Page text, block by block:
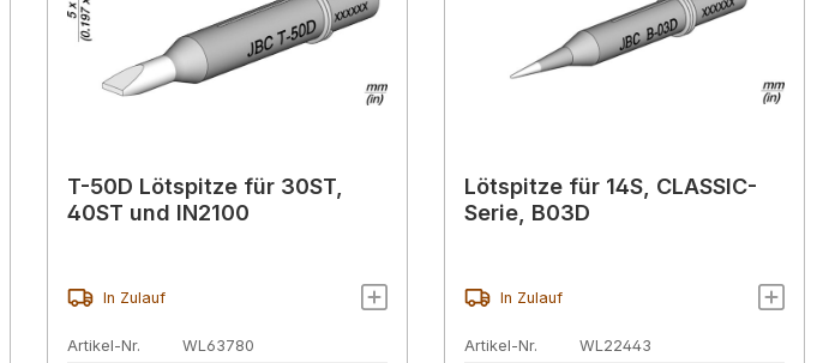
T-50D Lötspitze für 30ST,
40ST und IN2100
In Zulauf
Artikel-Nr. WL63780
Lötspitze für 14S, CLASSIC-
Serie, B03D
In Zulauf
Artikel-Nr. WL22443